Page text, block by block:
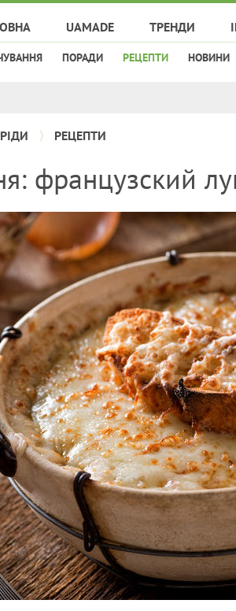
UAMADE ТРЕНДИ
ПОРАДИ РЕЦЕПТИ НОВИНИ
РЕЦЕПТИ
французский